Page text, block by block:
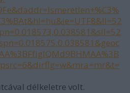
délkeletre volt.